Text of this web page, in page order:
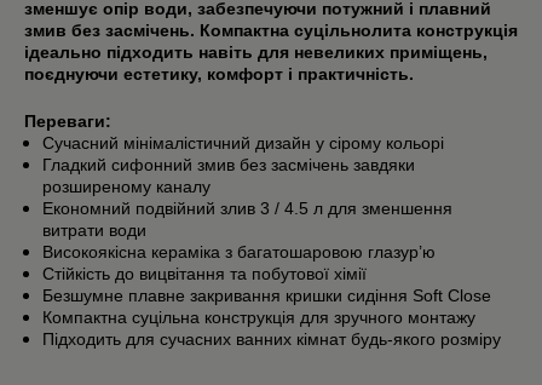
зменшує опір води, забезпечуючи потужний і плавний
змив без засмічень. Компактна суцільнолита конструкція
ідеально підходить навіть для невеликих приміщень,
поєднуючи естетику, комфорт і практичність.
Переваги:
Сучасний мінімалістичний дизайн у сірому кольорі
Гладкий сифонний змив без засмічень завдяки
розширеному каналу
Економний подвійний злив 3 / 4.5 л для зменшення
витрати води
Високоякісна кераміка з багатошаровою глазур’ю
Стійкість до вицвітання та побутової хімії
Безшумне плавне закривання кришки сидіння Soft Close
Компактна суцільна конструкція для зручного монтажу
Підходить для сучасних ванних кімнат будь-якого розміру